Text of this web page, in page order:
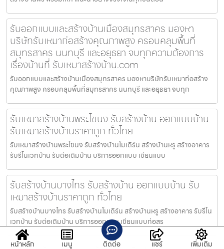
รับออกแบบและสร้างบ้านเมืองสมุทรสาคร มองหา
บริษัทรับเหมาก่อสร้างคุณภาพสูง ครอบคลุมพื้นที่
สมุทรสาคร นนทบุรี และอยุธยา จบทุกความต้องการ
เรื่องบ้านที่ รับเหมาสร้างบ้าน.com
รับออกแบบและสร้างบ้านเมืองสมุทรสาคร มองหาบริษัทรับเหมาก่อสร้าง
คุณภาพสูง ครอบคลุมพื้นที่สมุทรสาคร นนทบุรี และอยุธยา จบทุก
รับเหมาสร้างบ้านพระโขนง รับสร้างบ้าน ออกแบบบ้าน
รับเหมาสร้างบ้านราคาถูก ทั่วไทย
รับเหมาสร้างบ้านพระโขนง รับสร้างบ้านโมเดิร์น สร้างบ้านหรู สร้างอาคาร
รับรีโนเวทบ้าน รับต่อเติมบ้าน บริการออกแบบ เขียนแบบ
รับสร้างบ้านบางไทร รับสร้างบ้าน ออกแบบบ้าน รับ
เหมาสร้างบ้านราคาถูก ทั่วไทย
รับสร้างบ้านบางไทร รับสร้างบ้านโมเดิร์น สร้างบ้านหรู สร้างอาคาร รับรีโน
เวทบ้าน รับต่อเติมบ้าน บริการออกแบบ เขียนแบบก่อสร
หน้าหลัก เมนู ติดต่อ แชร์ เพิ่มเติม